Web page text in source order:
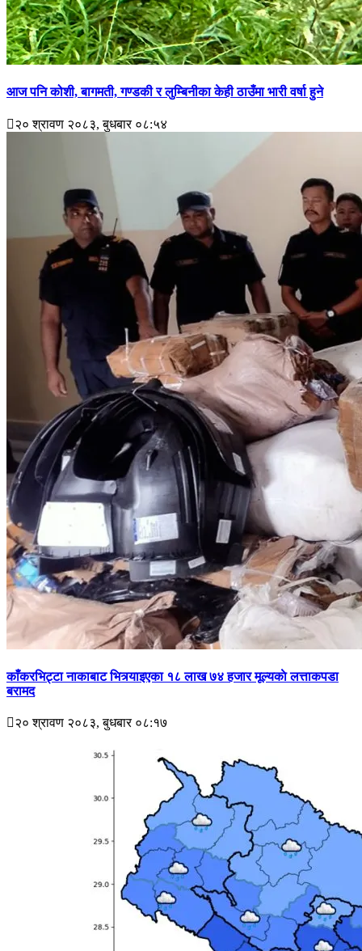
आज पनि कोशी, बागमती, गण्डकी र लुम्बिनीका केही ठाउँमा भारी वर्षा हुने
२० श्रावण २०८३, बुधबार ०८:५४
काँकरभिट्टा नाकाबाट भित्र्याइएका १८ लाख ७४ हजार मूल्यकाे लत्ताकपडा
बरामद
२० श्रावण २०८३, बुधबार ०८:१७